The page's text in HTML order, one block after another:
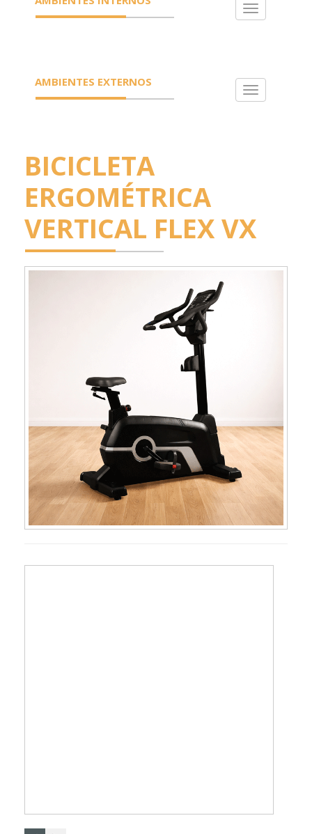
Toggle
AMBIENTES EXTERNOS
Toggle
BICICLETA
ERGOMÉTRICA
VERTICAL FLEX VX